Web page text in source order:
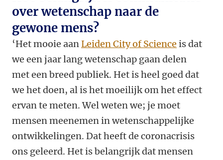
over wetenschap naar de
gewone mens?
‘Het mooie aanLeiden City of Science is dat
we een jaar lang wetenschap gaan delen
met een breed publiek. Het is heel goed dat
we het doen, al is het moeilijk om het effect
ervan te meten. Wel weten we; je moet
mensen meenemen in wetenschappelijke
ontwikkelingen. Dat heeft de coronacrisis
ons geleerd. Het is belangrijk dat mensen